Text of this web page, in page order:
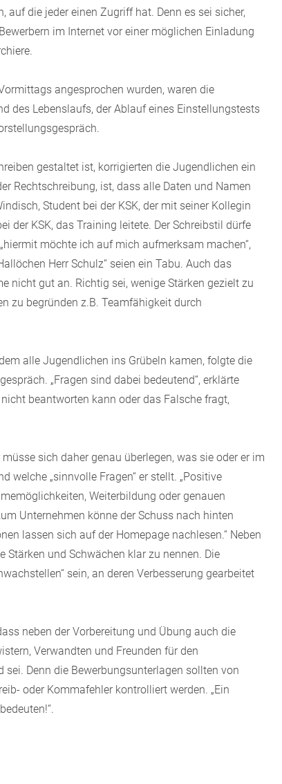
auf die jeder einen Zugriff hat. Denn es sei sicher,
im Internet vor einer möglichen Einladung
angesprochen wurden, waren die
des Lebenslaufs, der Ablauf eines Einstellungstests
gestaltet ist, korrigierten die Jugendlichen ein
Rechtschreibung, ist, dass alle Daten und Namen
Student bei der KSK, der mit seiner Kollegin
der KSK, das Training leitete. Der Schreibstil dürfe
möchte ich auf mich aufmerksam machen“,
Herr Schulz“ seien ein Tabu. Auch das
nicht gut an. Richtig sei, wenige Stärken gezielt zu
zu begründen z.B. Teamfähigkeit durch
alle Jugendlichen ins Grübeln kamen, folgte die
„Fragen sind dabei bedeutend“, erklärte
beantworten kann oder das Falsche fragt,
sich daher genau überlegen, was sie oder er im
welche „sinnvolle Fragen“ er stellt. „Positive
Weiterbildung oder genauen
Unternehmen könne der Schuss nach hinten
lassen sich auf der Homepage nachlesen.“ Neben
Stärken und Schwächen klar zu nennen. Die
sein, an deren Verbesserung gearbeitet
neben der Vorbereitung und Übung auch die
Verwandten und Freunden für den
sei. Denn die Bewerbungsunterlagen sollten von
oder Kommafehler kontrolliert werden. „Ein